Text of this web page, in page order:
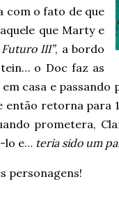
com o fato de que
que Marty e
Futuro III”, a bordo
o Doc faz as
casa e passando
então retorna para
prometera,
lo e… teria sido um
personagens!